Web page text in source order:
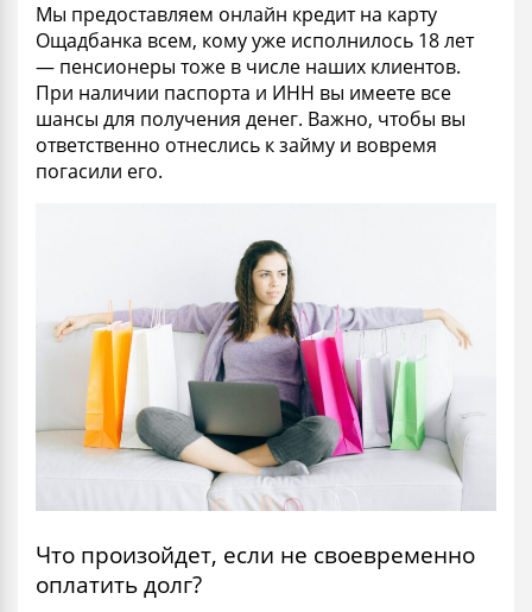
Мы предоставляем онлайн кредит на карту
Ощадбанка всем, кому уже исполнилось 18 лет
— пенсионеры тоже в числе наших клиентов.
При наличии паспорта и ИНН вы имеете все
шансы для получения денег. Важно, чтобы вы
ответственно отнеслись к займу и вовремя
погасили его.
Что произойдет, если не своевременно
оплатить долг?